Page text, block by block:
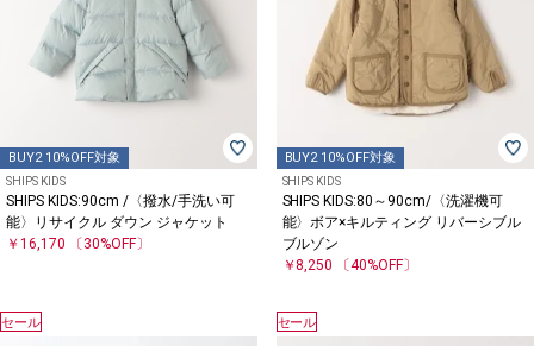
BUY2 10%OFF対象
SHIPS KIDS
SHIPS KIDS:90cm /〈撥水/手洗い可
能〉リサイクル ダウン ジャケット
￥16,170 〔30%OFF〕
BUY2 10%OFF対象
SHIPS KIDS
SHIPS KIDS:80～90cm/〈洗濯機可
能〉ボア×キルティング リバーシブル
ブルゾン
￥8,250
〔40%OFF〕
セール セール